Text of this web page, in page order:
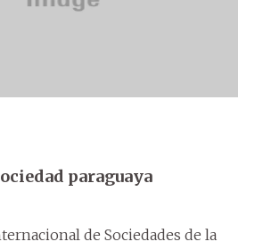
paraguaya
de Sociedades de la